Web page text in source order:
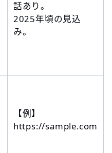
話あり。
2025年頃の見込
み。
【例】
https://sample.com